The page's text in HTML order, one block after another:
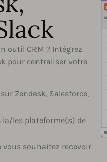
outil CRM ? Intégrez
pour centraliser votre
Zendesk, Salesforce,
la/les plateforme(s) de
vous souhaitez recevoir